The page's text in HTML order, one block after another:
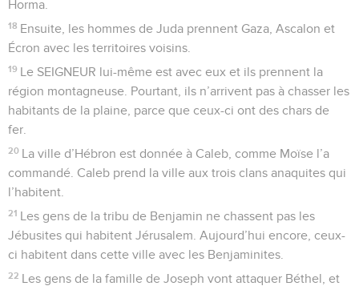
Horma.
18 Ensuite, les hommes de Juda prennent Gaza, Ascalon et
Écron avec les territoires voisins.
19 Le SEIGNEUR lui-même est avec eux et ils prennent la
région montagneuse. Pourtant, ils n’arrivent pas à chasser les
habitants de la plaine, parce que ceux-ci ont des chars de
fer.
20 La ville d’Hébron est donnée à Caleb, comme Moïse l’a
commandé. Caleb prend la ville aux trois clans anaquites qui
l’habitent.
21 Les gens de la tribu de Benjamin ne chassent pas les
Jébusites qui habitent Jérusalem. Aujourd’hui encore, ceux-
ci habitent dans cette ville avec les Benjaminites.
22 Les gens de la famille de Joseph vont attaquer Béthel, et